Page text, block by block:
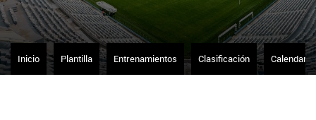
Inicio Plantilla Entrenamientos Clasificación Calendario